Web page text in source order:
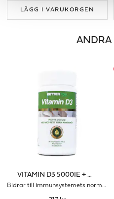
LÄGG I VARUKORGEN
ANDRA
VITAMIN D3 5000IE + MCT-FETT - 90 KAPS
Bidrar till immunsystemets normala funktion